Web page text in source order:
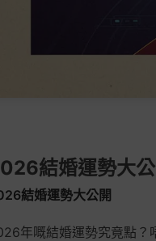
結婚運勢大公
結婚運勢大公開
年嘅結婚運勢究竟點？